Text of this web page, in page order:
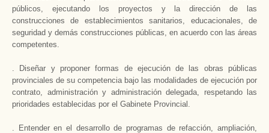
públicos, ejecutando los proyectos y la dirección de las
construcciones de establecimientos sanitarios, educacionales, de
seguridad y demás construcciones públicas, en acuerdo con las áreas
competentes.
. Diseñar y proponer formas de ejecución de las obras públicas
provinciales de su competencia bajo las modalidades de ejecución por
contrato, administración y administración delegada, respetando las
prioridades establecidas por el Gabinete Provincial.
. Entender en el desarrollo de programas de refacción, ampliación,